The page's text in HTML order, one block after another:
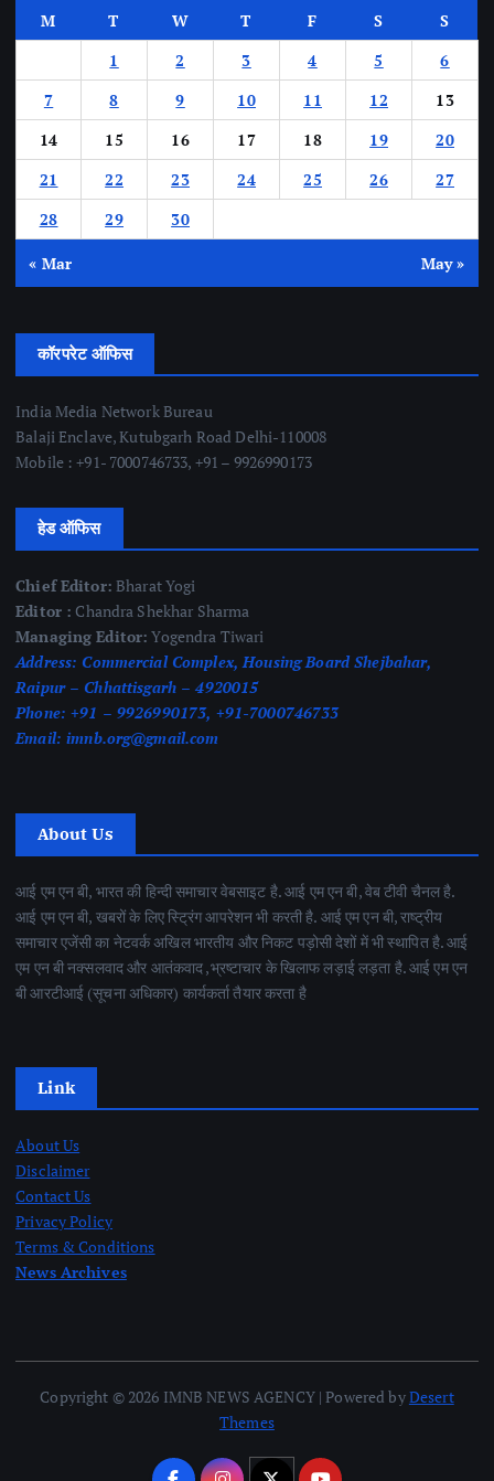
M T W T F S
S
1
2 3 4 5
6
7
8 9 10 11 12
13
14
15 16 17 18 19
20
21
22 23 24 25 26
27
28
29 30
« Mar May »
कॉरपरेट ऑफिस
India Media Network Bureau
Balaji Enclave, Kutubgarh Road Delhi-110008
Mobile : +91- 7000746733, +91 – 9926990173
हेड ऑफिस
Chief Editor: Bharat Yogi
Editor : Chandra Shekhar Sharma
Managing Editor: Yogendra Tiwari
Address: Commercial Complex, Housing Board Shejbahar,
Raipur – Chhattisgarh – 4920015
Phone: +91 – 9926990173, +91-7000746733
Email: imnb.org@gmail.com
About Us
आई एम एन बी, भारत की हिन्दी समाचार वेबसाइट है. आई एम एन बी, वेब टीवी चैनल है.
आई एम एन बी, खबरों के लिए स्ट्रिंग आपरेशन भी करती है. आई एम एन बी, राष्ट्रीय
समाचार एजेंसी का नेटवर्क अखिल भारतीय और निकट पड़ोसी देशों में भी स्थापित है. आई
एम एन बी नक्सलवाद और आतंकवाद ,भ्रष्टाचार के खिलाफ लड़ाई लड़ता है. आई एम एन
बी आरटीआई (सूचना अधिकार) कार्यकर्ता तैयार करता है
Link
About Us
Disclaimer
Contact Us
Privacy Policy
Terms & Conditions
News Archives
Copyright © 2026 IMNB NEWS AGENCY | Powered byDesert
Themes